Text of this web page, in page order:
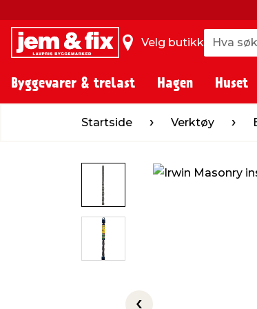
Velg butikk Hva
Hva
Byggevarer & trelast Hagen Huset
Verktøy
Startside Verktøy